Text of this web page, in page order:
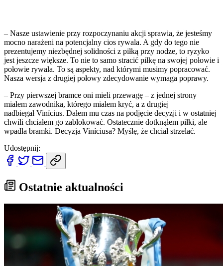
– Nasze ustawienie przy rozpoczynaniu akcji sprawia, że jesteśmy
mocno narażeni na potencjalny cios rywala. A gdy do tego nie
prezentujemy niezbędnej solidności z piłką przy nodze, to ryzyko
jest jeszcze większe. To nie to samo stracić piłkę na swojej połowie i
połowie rywala. To są aspekty, nad którymi musimy popracować.
Nasza wersja z drugiej połowy zdecydowanie wymaga poprawy.
– Przy pierwszej bramce oni mieli przewagę – z jednej strony
miałem zawodnika, którego miałem kryć, a z drugiej
nadbiegał Vinícius. Dałem mu czas na podjęcie decyzji i w ostatniej
chwili chciałem go zablokować. Ostatecznie dotknąłem piłki, ale
wpadła bramki. Decyzja Viníciusa? Myślę, że chciał strzelać.
Udostępnij:
Ostatnie aktualności